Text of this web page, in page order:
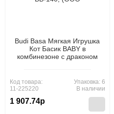
Budi Basa Мягкая Игрушка
Кот Басик BABY в
комбинезоне с драконом
Код товара:
11-225220
1 907.74р
Упаковка: 6
В наличии